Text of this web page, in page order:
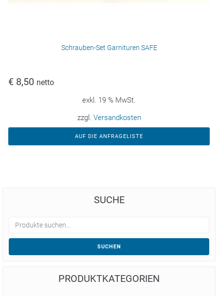
Schrauben-Set Garnituren SAFE
€ 8,50 netto
exkl. 19 % MwSt.
zzgl. Versandkosten
AUF DIE ANFRAGELISTE
SUCHE
SUCHEN
PRODUKTKATEGORIEN